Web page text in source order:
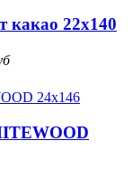
какао 22х140